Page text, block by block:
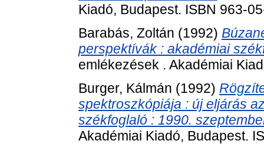
Kiadó, Budapest. ISBN 963-
Barabás, Zoltán (1992)
perspektívák : akadémiai
emlékezések . Akadémiai
Burger, Kálmán (1992)
spektroszkópiája : új eljárás
székfoglaló : 1990.
Akadémiai Kiadó, Budapest.